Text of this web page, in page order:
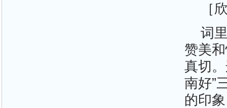
［
词
赞美
真切
南好”
的印